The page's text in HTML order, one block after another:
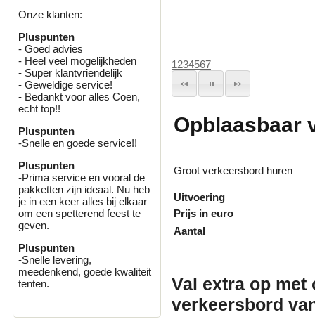
Onze klanten:
Pluspunten
- Goed advies
- Heel veel mogelijkheden
- Super klantvriendelijk
- Geweldige service!
- Bedankt voor alles Coen,
echt top!!
Pluspunten
-Snelle en goede service!!
Pluspunten
-Prima service en vooral de
pakketten zijn ideaal. Nu heb
je in een keer alles bij elkaar
om een spetterend feest te
geven.
Pluspunten
-Snelle levering,
meedenkend, goede kwaliteit
tenten.
1234567
Opblaasbaar
Groot verkeersbord huren
Uitvoering
Prijs in euro
Aantal
Val extra op met
verkeersbord